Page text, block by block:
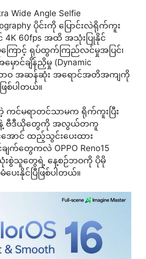
Wide Angle Selfie
ပိုင်းကို ပြောင်းလဲရိုက်ကူး
60fps အထိ အသုံးပြုနိုင်
ကြောင့် ရုပ်ထွက်ကြည်လင်မှုအပြင်၊
ာင်ချိန်ညှိမှု (Dynamic
ဘာဝ အဆန်ဆုံး အရောင်အတိအကျကို
ဖြစ်ပါတယ်။
ကင်မရာတင်သာမက ရိုက်ကူးပြီး
နဲ့ ဗီဒီယိုတွေကို အလွယ်တကူ
အောင် ထည့်သွင်းပေးထား
ျက်တွေကလဲ OPPO Reno15
းစွဲသူတွေရဲ့ နေ့စဉ်ဘဝကို ပိုမို
းနိုင်ပြီဖြစ်ပါတယ်။